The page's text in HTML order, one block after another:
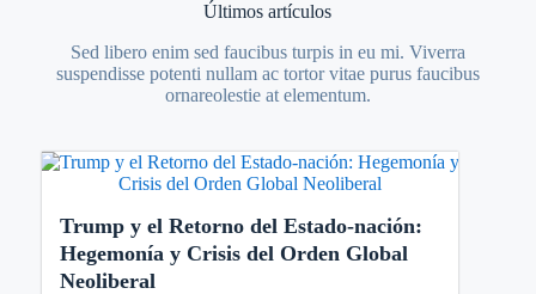
Últimos artículos
Sed libero enim sed faucibus turpis in eu mi. Viverra
suspendisse potenti nullam ac tortor vitae purus faucibus
ornareolestie at elementum.
Trump y el Retorno del Estado-nación:
Hegemonía y Crisis del Orden Global
Neoliberal